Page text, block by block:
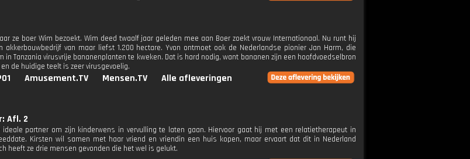
ze boer Wim bezoekt. Wim deed twaalf jaar geleden mee aan Boer zoekt vrouw Internationaal. Nu runt hij
akkerbouwbedrijf van maar liefst 1.200 hectare. Yvon ontmoet ook de Nederlandse pionier Jan Harm, die
in Tanzania virusvrije bananenplanten te kweken. Dat is hard nodig, want bananen zijn een hoofdvoedselbron
de huidige teelt is zeer virusgevoelig.
Amusement.TV Mensen.TV Alle afleveringen
Afl. 2
ideale partner om zijn kinderwens in vervulling te laten gaan. Hiervoor gaat hij met een relatietherapeut in
Kirsten wil samen met haar vriend en vriendin een huis kopen, maar ervaart dat dit in Nederland
heeft ze drie mensen gevonden die het wel is gelukt.